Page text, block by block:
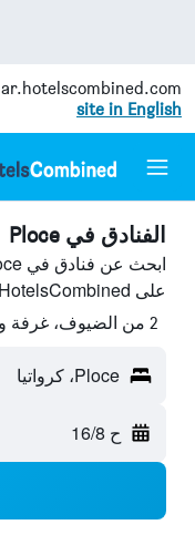
ar.hotelscombined.com
site in English
الفنادق في Ploce
على HotelsCombined ووفّر.
2 من الضيوف، غرفة واحدة
Ploce، كرواتيا
ح 16/8